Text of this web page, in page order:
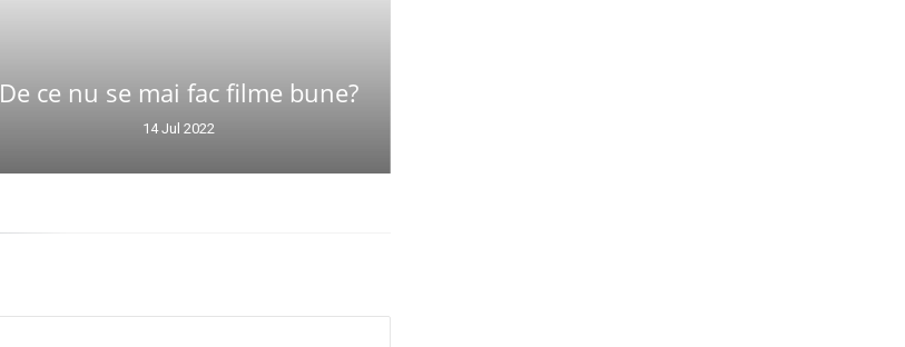
De ce nu se mai fac filme bune?
14 Jul 2022